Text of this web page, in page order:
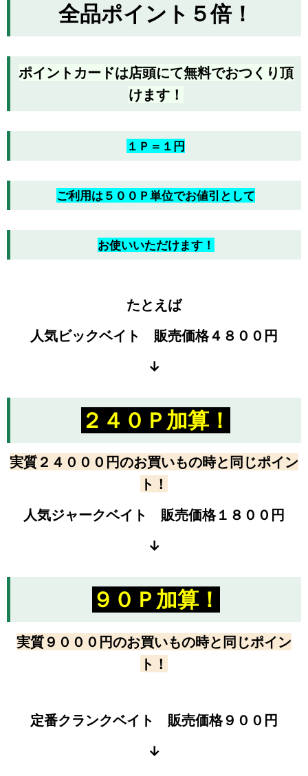
全品ポイント５倍！
ポイントカードは店頭にて無料でおつくり頂
けます！
１Ｐ＝１円
ご利用は５００Ｐ単位でお値引として
お使いいただけます！
たとえば
人気ビックベイト 販売価格４８００円
↓
２４０Ｐ加算！
実質２４０００円のお買いもの時と同じポイン
ト！
人気ジャークベイト 販売価格１８００円
↓
９０Ｐ加算！
実質９０００円のお買いもの時と同じポイン
ト！
定番クランクベイト 販売価格９００円
↓